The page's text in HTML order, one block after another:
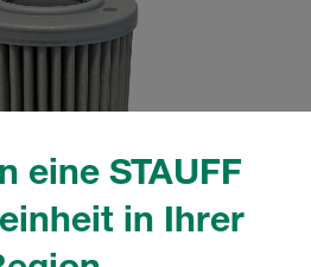
eine STAUFF
in Ihrer